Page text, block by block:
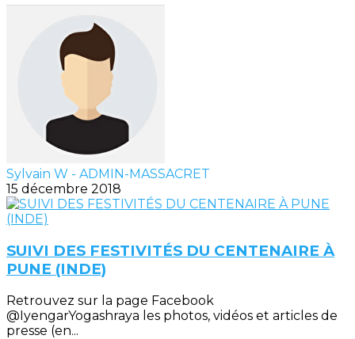
Sylvain W - ADMIN-MASSACRET
15 décembre 2018
SUIVI DES FESTIVITÉS DU CENTENAIRE À
PUNE (INDE)
Retrouvez sur la page Facebook
@IyengarYogashraya les photos, vidéos et articles de
presse (en...